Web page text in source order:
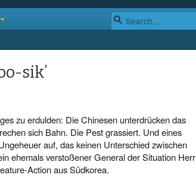
sik’
zu erdulden: Die Chinesen unterdrücken das
sich Bahn. Die Pest grassiert. Und eines
auf, das keinen Unterschied zwischen
ehemals verstoßener General der Situation Herr
Action aus Südkorea.